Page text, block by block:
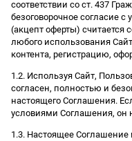
соответствии со ст. 437
безоговорочное согласие
(акцепт оферты)
любого использования
контента, регистрацию,
1.2. Используя Сайт,
согласен, полностью и
настоящего Соглашения.
условиями Соглашения, он
1.3. Настоящее